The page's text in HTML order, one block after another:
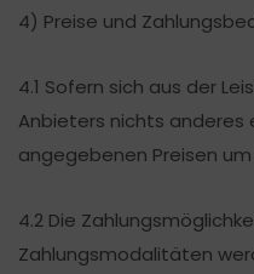
4) Preise und
4.1 Sofern sich aus der
Anbieters nichts anderes
angegebenen Preisen
4.2 Die
Zahlungsmodalitäten